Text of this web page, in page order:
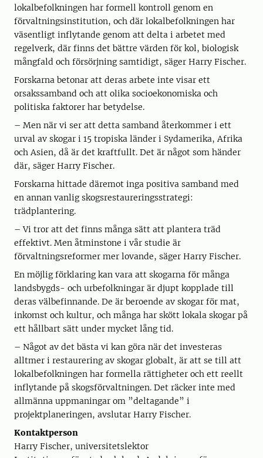
lokalbefolkningen har formell kontroll genom en
förvaltningsinstitution, och där lokalbefolkningen har
väsentligt inflytande genom att delta i arbetet med
regelverk, där finns det bättre värden för kol, biologisk
mångfald och försörjning samtidigt, säger Harry Fischer.
Forskarna betonar att deras arbete inte visar ett
orsakssamband och att olika socioekonomiska och
politiska faktorer har betydelse.
– Men när vi ser att detta samband återkommer i ett
urval av skogar i 15 tropiska länder i Sydamerika, Afrika
och Asien, då är det kraftfullt. Det är något som händer
där, säger Harry Fischer.
Forskarna hittade däremot inga positiva samband med
en annan vanlig skogsrestaureringsstrategi:
trädplantering.
– Vi tror att det finns många sätt att plantera träd
effektivt. Men åtminstone i vår studie är
förvaltningsreformer mer lovande, säger Harry Fischer.
En möjlig förklaring kan vara att skogarna för många
landsbygds- och urbefolkningar är djupt kopplade till
deras välbefinnande. De är beroende av skogar för mat,
inkomst och kultur, och många har skött lokala skogar på
ett hållbart sätt under mycket lång tid.
– Något av det bästa vi kan göra när det investeras
alltmer i restaurering av skogar globalt, är att se till att
lokalbefolkningen har formella rättigheter och ett reellt
inflytande på skogsförvaltningen. Det räcker inte med
allmänna uppmaningar om ”deltagande” i
projektplaneringen, avslutar Harry Fischer.
Kontaktperson
Harry Fischer, universitetslektor